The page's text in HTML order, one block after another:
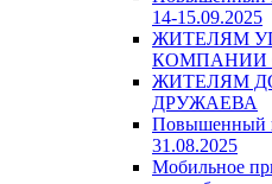
14-15.09.2025
ЖИТЕЛЯМ
КОМПАНИИ
ЖИТЕЛЯМ
ДРУЖАЕВА
Повышенный
31.08.2025
Мобильное